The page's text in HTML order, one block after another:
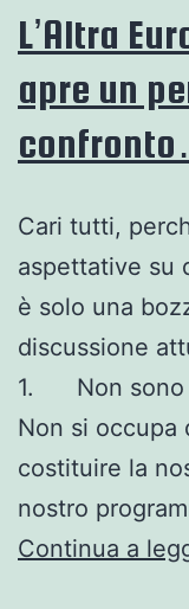
L’Altra
apre un
Cari tutti,
aspettative su
è solo una
discussione
1. Non sono
Non si occupa
costituire la
nostro
Continua a